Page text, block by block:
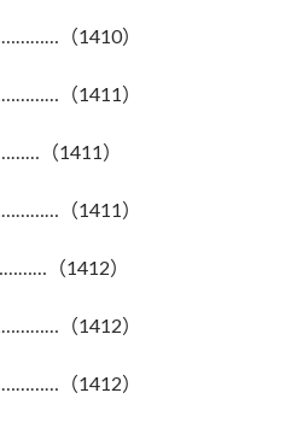
（1410）
（1411）
（1411）
（1411）
（1412）
（1412）
（1412）